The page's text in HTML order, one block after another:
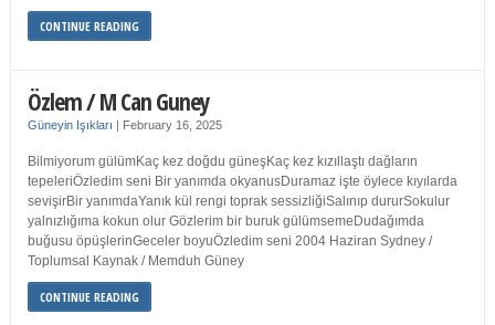
CONTINUE READING
Özlem / M Can Guney
Güneyin Işıkları | February 16, 2025
Bilmiyorum gülümKaç kez doğdu güneşKaç kez kızıllaştı dağların
tepeleriÖzledim seni Bir yanımda okyanusDuramaz işte öylece kıyılarda
sevişirBir yanımdaYanık kül rengi toprak sessizliğiSalınıp dururSokulur
yalnızlığıma kokun olur Gözlerim bir buruk gülümsemeDudağımda
buğusu öpüşlerinGeceler boyuÖzledim seni 2004 Haziran Sydney /
Toplumsal Kaynak / Memduh Güney
CONTINUE READING